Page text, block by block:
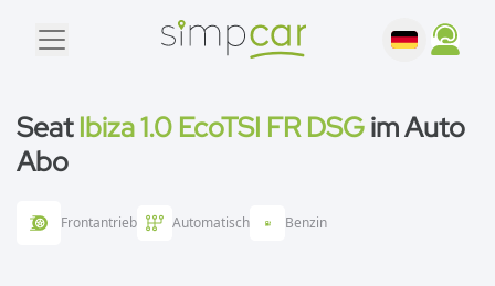
Seat Ibiza 1.0 EcoTSI FR DSGim Auto
Abo
Frontantrieb Automatisch Benzin